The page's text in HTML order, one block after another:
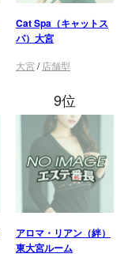
Cat Spa（キャットス
パ）大宮
大宮/ 店舗型
9位
アロマ・リアン（絆）
東大宮ルーム